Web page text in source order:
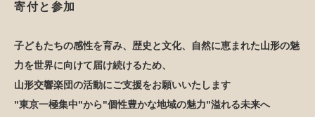
寄付と参加
子どもたちの感性を育み、歴史と文化、自然に恵まれた山形の魅
力を世界に向けて届け続けるため、
山形交響楽団の活動にご支援をお願いいたします
"東京一極集中"から"個性豊かな地域の魅力"溢れる未来へ